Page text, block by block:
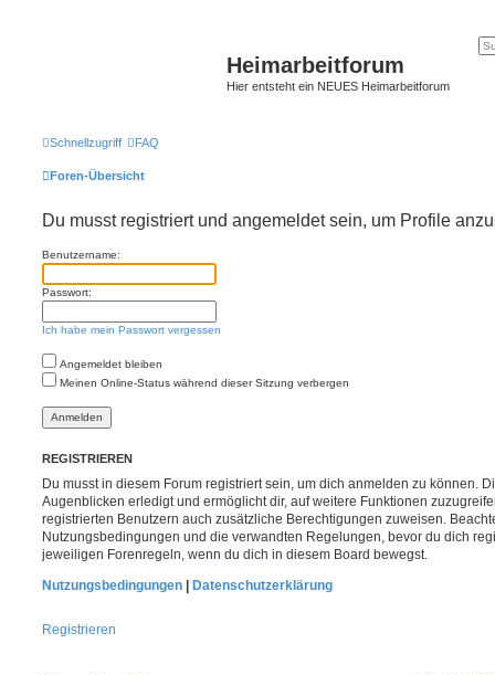
Heimarbeitforum
Hier entsteht ein NEUES Heimarbeitforum
Schnellzugriff FAQ
Foren-Übersicht
Du musst registriert und angemeldet sein, um Profile
Benutzername:
Passwort:
Ich habe mein Passwort vergessen
Angemeldet bleiben
Meinen Online-Status während dieser Sitzung verbergen
REGISTRIEREN
Du musst in diesem Forum registriert sein, um dich anmelden zu können.
Augenblicken erledigt und ermöglicht dir, auf weitere Funktionen
registrierten Benutzern auch zusätzliche Berechtigungen zuweisen.
Nutzungsbedingungen und die verwandten Regelungen, bevor du dich
jeweiligen Forenregeln, wenn du dich in diesem Board bewegst.
Nutzungsbedingungen
Datenschutzerklärung
Registrieren